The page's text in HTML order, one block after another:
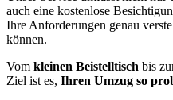
auch eine kostenlose
Ihre Anforderungen genau
können.
Vom kleinen Beistelltisch bis
Ziel ist es, Ihren Umzug so